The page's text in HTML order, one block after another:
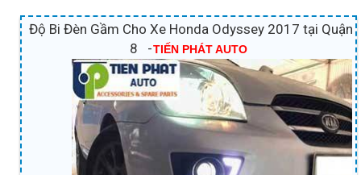
Độ Bi Đèn Gầm Cho Xe Honda Odyssey 2017 tại Quận
8 -TIẾN PHÁT AUTO